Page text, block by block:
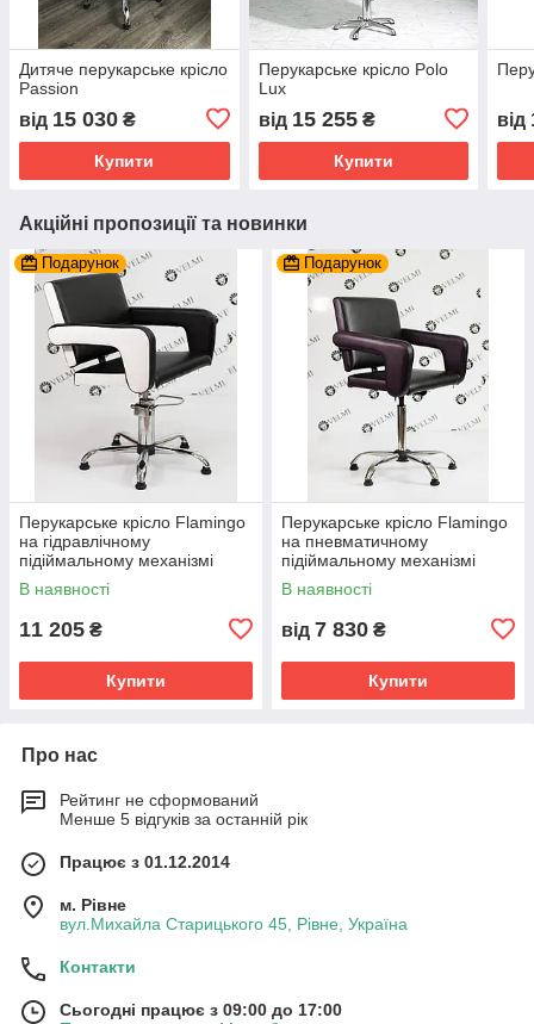
Дитяче перукарське крісло
Passion
від 15 030 ₴
Купити
Перукарське крісло Polo
Lux
від 15 255₴
Купити
від
Акційні пропозиції та новинки
Подарунок
Перукарське крісло Flamingo
на гідравлічному
підіймальному механізмі
В наявності
11 205 ₴
Купити
Подарунок
Перукарське крісло Flamingo
на пневматичному
підіймальному механізмі
В наявності
від 7 830 ₴
Купити
Про нас
Рейтинг не сформований
Менше 5 відгуків за останній рік
Працює з 01.12.2014
м. Рівне
вул.Михайла Старицького 45, Рівне, Україна
Контакти
Сьогодні працює з 09:00 до 17:00